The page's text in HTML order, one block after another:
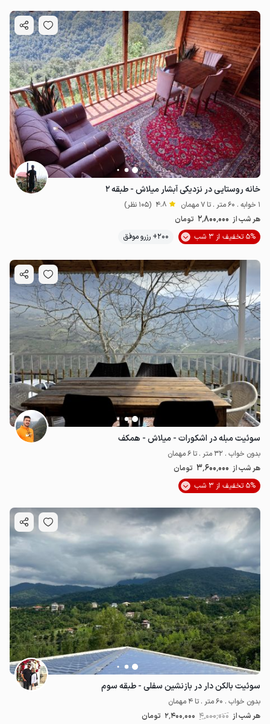
خانه روستایی در نزدیکی آبشار میلاش - طبقه ۲
1 خوابه . 60 متر . تا 7 مهمان 4.8 (105 نظر)
هر شب از 2٬800٬000 تومان
5% تخفیف از 3 شب
200+ رزرو موفق
سوئیت مبله در اشکورات - میلاش - همکف
بدون خواب . 32 متر . تا 6 مهمان
هر شب از 3٬600٬000 تومان
5% تخفیف از 3 شب
سوئیت بالکن دار در بازنشین سفلی - طبقه سوم
بدون خواب . 60 متر . تا 4 مهمان
هر شب از 4٬000٬000 2٬400٬000 تومان